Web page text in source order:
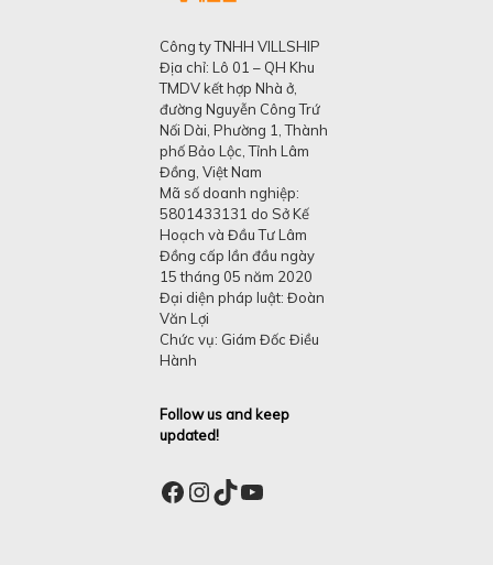
Công ty TNHH VILLSHIP
Địa chỉ: Lô 01 – QH Khu
TMDV kết hợp Nhà ở,
đường Nguyễn Công Trứ
Nối Dài, Phường 1, Thành
phố Bảo Lộc, Tỉnh Lâm
Đồng, Việt Nam
Mã số doanh nghiệp:
5801433131 do Sở Kế
Hoạch và Đầu Tư Lâm
Đồng cấp lần đầu ngày
15 tháng 05 năm 2020
Đại diện pháp luật: Đoàn
Văn Lợi
Chức vụ: Giám Đốc Điều
Hành
Follow us and keep
updated!
Facebook
Instagram
TikTok
YouTube